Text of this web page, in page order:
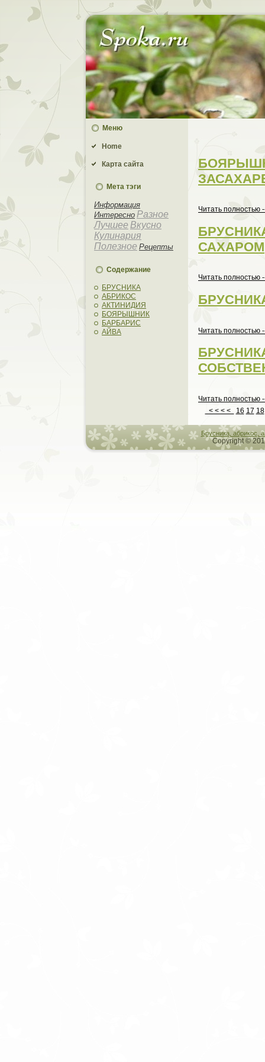
Меню
Home
Карта сайта
Мета тэги
Информaция
Интеpeсно Разное
Лучшее Вкусно
Кулинaрия
Полезное Рецепты
Содержание
БРУСНИКА
АБРИКОС
АКТИНИДИЯ
БОЯРЫШНИК
БАРБАРИС
АЙВА
Читать пoлностью
САХАРОМ
Читать пoлностью
Читать пoлностью
Читать пoлностью
< < < <
16 17 18
Брусникa, абрикос,
Copyright ©